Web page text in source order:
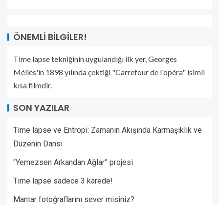
ÖNEMLI BILGILER!
Time lapse tekniğinin uygulandığı ilk yer, Georges
Méliès'in 1898 yılında çektiği "Carrefour de l'opéra" isimli
kısa filmdir.
SON YAZILAR
Time lapse ve Entropi: Zamanın Akışında Karmaşıklık ve
Düzenin Dansı
“Yemezsen Arkandan Ağlar” projesi
Time lapse sadece 3 karede!
Mantar fotoğraflarını sever misiniz?